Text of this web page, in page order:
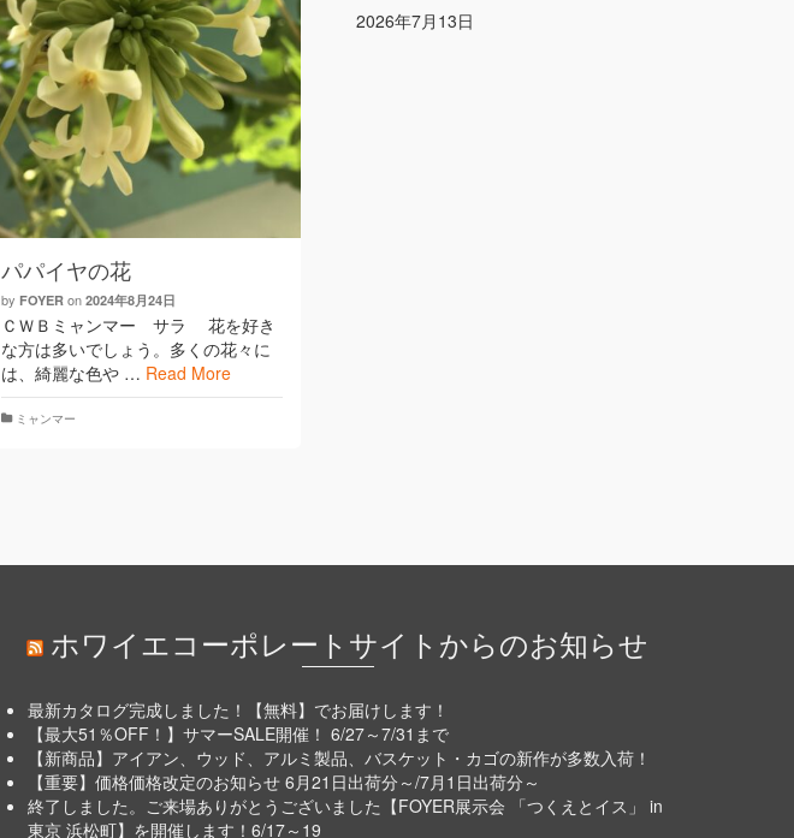
パパイヤの花
byFOYER on2024年8月24日
ＣＷＢミャンマー サラ 花を好き
な方は多いでしょう。多くの花々に
は、綺麗な色や … Read More
ミャンマー
2026年7月13日
ホワイエコーポレートサイトからのお知らせ
最新カタログ完成しました！【無料】でお届けします！
【最大51％OFF！】サマーSALE開催！ 6/27～7/31まで
【新商品】アイアン、ウッド、アルミ製品、バスケット・カゴの新作が多数入荷！
【重要】価格価格改定のお知らせ 6月21日出荷分～/7月1日出荷分～
終了しました。ご来場ありがとうございました【FOYER展示会 「つくえとイス」 in
東京 浜松町】を開催します！6/17～19